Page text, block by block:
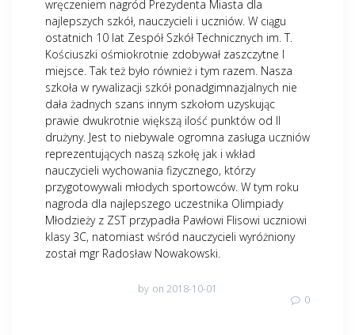
wręczeniem nagród Prezydenta Miasta dla
najlepszych szkół, nauczycieli i uczniów. W ciągu
ostatnich 10 lat Zespół Szkół Technicznych im. T.
Kościuszki ośmiokrotnie zdobywał zaszczytne I
miejsce. Tak też było również i tym razem. Nasza
szkoła w rywalizacji szkół ponadgimnazjalnych nie
dała żadnych szans innym szkołom uzyskując
prawie dwukrotnie większą ilość punktów od II
drużyny. Jest to niebywale ogromna zasługa uczniów
reprezentujących naszą szkołę jak i wkład
nauczycieli wychowania fizycznego, którzy
przygotowywali młodych sportowców. W tym roku
nagroda dla najlepszego uczestnika Olimpiady
Młodzieży z ZST przypadła Pawłowi Flisowi uczniowi
klasy 3C, natomiast wśród nauczycieli wyróżniony
został mgr Radosław Nowakowski.
by on 2018-10-01
0